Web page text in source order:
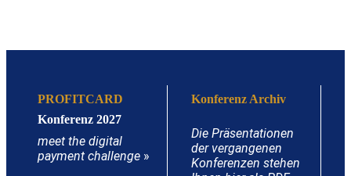
PROFITCARD
Konferenz 2027
meet the digital
payment challenge »
Konferenz Archiv
Die Präsentationen
der vergangenen
Konferenzen stehen